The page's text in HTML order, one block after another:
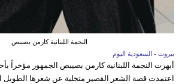
النجمة اللبنانية كارمن بصيبص
بيروت - السعودية اليوم
أبهرت النجمة اللبنانية كارمن بصيبص الجمهور مؤخراً
اعتمدت قصة الشعر القصير متخلية عن شعرها الطويل